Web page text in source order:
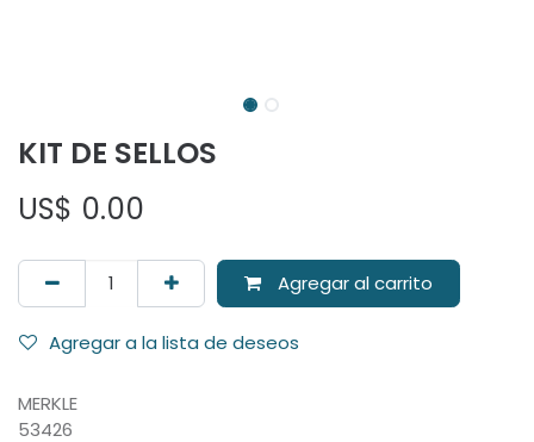
KIT DE SELLOS
US$ 0.00
Agregar al carrito
Agregar a la lista de deseos
MERKLE
53426